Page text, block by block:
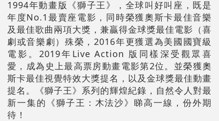
1994年動畫版《獅子王》，全球叫好叫座，既是
年度No.1最賣座電影，同時榮獲奧斯卡最佳音樂
及最佳歌曲兩項大獎，兼贏得金球獎最佳電影（喜
劇或音樂劇）殊榮，2016年更獲選為美國國寶級
電影。2019年Live Action 版同樣深受觀眾喜
愛，成為史上最高票房動畫電影第2位。並榮獲奧
斯卡最佳視覺特效大獎提名，以及金球獎最佳動畫
提名。《獅子王》系列的輝煌紀錄，自然令人對最
新一集的《獅子王：木法沙》睇高一線，份外期
待！